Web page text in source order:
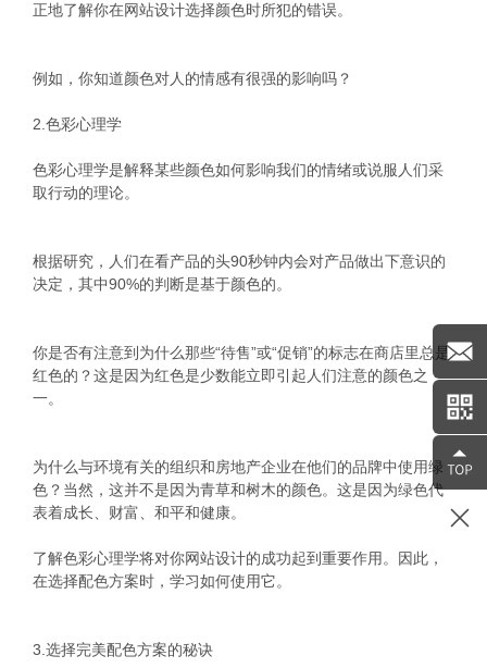
正地了解你在网站设计选择颜色时所犯的错误。
例如，你知道颜色对人的情感有很强的影响吗？
2.色彩心理学
色彩心理学是解释某些颜色如何影响我们的情绪或说服人们采
取行动的理论。
根据研究，人们在看产品的头90秒钟内会对产品做出下意识的
决定，其中90%的判断是基于颜色的。
你是否有注意到为什么那些“待售”或“促销”的标志在商店里总是
红色的？这是因为红色是少数能立即引起人们注意的颜色之
一。
为什么与环境有关的组织和房地产企业在他们的品牌中使用绿
色？当然，这并不是因为青草和树木的颜色。这是因为绿色代
表着成长、财富、和平和健康。
了解色彩心理学将对你网站设计的成功起到重要作用。因此，
在选择配色方案时，学习如何使用它。
3.选择完美配色方案的秘诀